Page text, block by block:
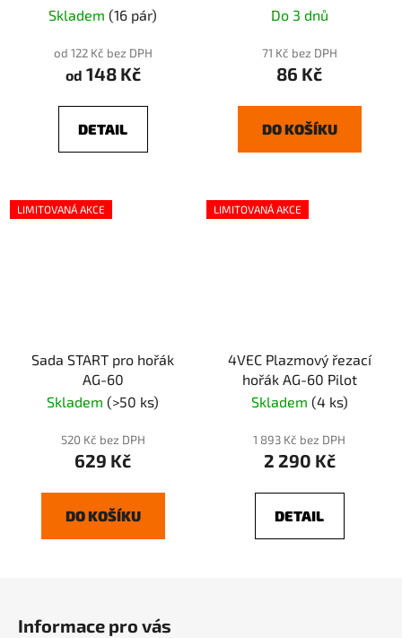
Skladem (16 pár)
od 122 Kč bez DPH
od 148 Kč
DETAIL
Do 3 dnů
71 Kč bez DPH
86 Kč
DO KOŠÍKU
LIMITOVANÁ AKCE
Sada START pro hořák
AG-60
Skladem (>50 ks)
520 Kč bez DPH
629 Kč
DO KOŠÍKU
LIMITOVANÁ AKCE
4VEC Plazmový řezací
hořák AG-60 Pilot
Skladem (4 ks)
1 893 Kč bez DPH
2 290 Kč
DETAIL
Informace pro vás